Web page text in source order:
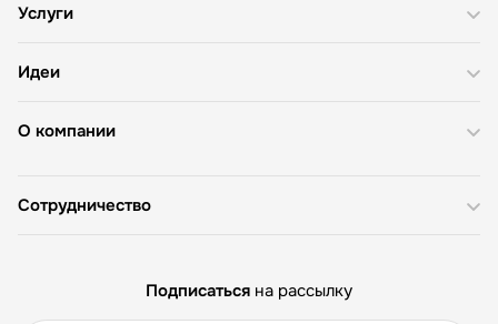
О компании
Услуги
Идеи
Сотрудничество
Подписаться на рассылку